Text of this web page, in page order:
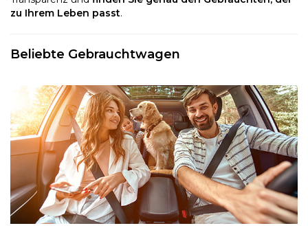
zu Ihrem Leben passt.
Beliebte Gebrauchtwagen